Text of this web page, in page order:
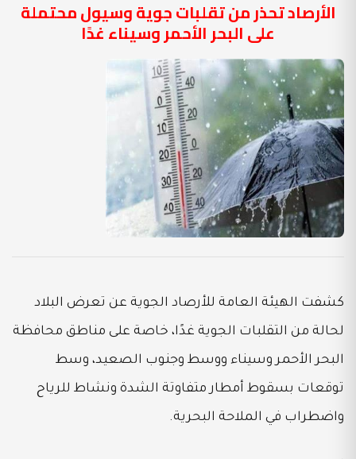
الأرصاد تحذر من تقلبات جوية وسيول محتملة
على البحر الأحمر وسيناء غدًا
كشفت الهيئة العامة للأرصاد الجوية عن تعرض البلاد
لحالة من التقلبات الجوية غدًا، خاصة على مناطق محافظة
البحر الأحمر وسيناء ووسط وجنوب الصعيد، وسط
توقعات بسقوط أمطار متفاوتة الشدة ونشاط للرياح
واضطراب في الملاحة البحرية.